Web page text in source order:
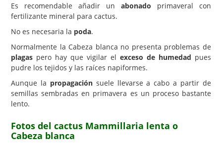
Es recomendable añadir un abonado primaveral con
fertilizante mineral para cactus.
No es necesaria la poda.
Normalmente la Cabeza blanca no presenta problemas de
plagas pero hay que vigilar el exceso de humedad pues
pudre los tejidos y las raíces napiformes.
Aunque la propagaciónsuele llevarse a cabo a partir de
semillas sembradas en primavera es un proceso bastante
lento.
Fotos del cactus Mammillaria lenta o
Cabeza blanca